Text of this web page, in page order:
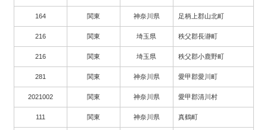
164 関東 神奈川県 足柄上郡山北町
216 関東 埼玉県 秩父郡長瀞町
216 関東 埼玉県 秩父郡小鹿野町
281 関東 神奈川県 愛甲郡愛川町
2021002 関東 神奈川県 愛甲郡清川村
111 関東 神奈川県 真鶴町